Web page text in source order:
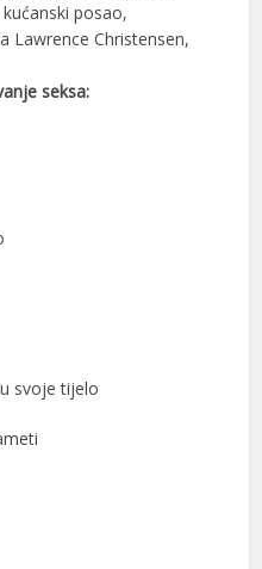
posao,
Lawrence Christensen,
seksa:
svoje tijelo